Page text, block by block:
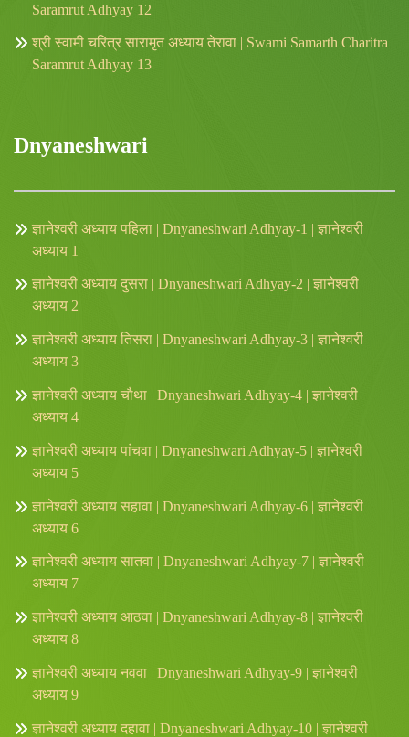
Saramrut Adhyay 12
श्री स्वामी चरित्र सारामृत अध्याय तेरावा | Swami Samarth Charitra
Saramrut Adhyay 13
Dnyaneshwari
ज्ञानेश्वरी अध्याय पहिला | Dnyaneshwari Adhyay-1 | ज्ञानेश्वरी
अध्याय 1
ज्ञानेश्वरी अध्याय दुसरा | Dnyaneshwari Adhyay-2 | ज्ञानेश्वरी
अध्याय 2
ज्ञानेश्वरी अध्याय तिसरा | Dnyaneshwari Adhyay-3 | ज्ञानेश्वरी
अध्याय 3
ज्ञानेश्वरी अध्याय चौथा | Dnyaneshwari Adhyay-4 | ज्ञानेश्वरी
अध्याय 4
ज्ञानेश्वरी अध्याय पांचवा | Dnyaneshwari Adhyay-5 | ज्ञानेश्वरी
अध्याय 5
ज्ञानेश्वरी अध्याय सहावा | Dnyaneshwari Adhyay-6 | ज्ञानेश्वरी
अध्याय 6
ज्ञानेश्वरी अध्याय सातवा | Dnyaneshwari Adhyay-7 | ज्ञानेश्वरी
अध्याय 7
ज्ञानेश्वरी अध्याय आठवा | Dnyaneshwari Adhyay-8 | ज्ञानेश्वरी
अध्याय 8
ज्ञानेश्वरी अध्याय नववा | Dnyaneshwari Adhyay-9 | ज्ञानेश्वरी
अध्याय 9
ज्ञानेश्वरी अध्याय दहावा | Dnyaneshwari Adhyay-10 | ज्ञानेश्वरी